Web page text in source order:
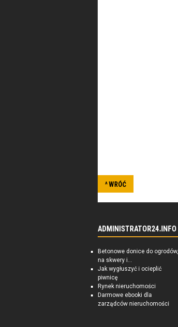
^ WRÓĆ
ADMINISTRATOR24.INFO
Betonowe donice do ogrodów,
na skwery i...
Jak wygłuszyć i ocieplić
piwnicę
Rynek nieruchomości
Darmowe ebooki dla
zarządców nieruchomości